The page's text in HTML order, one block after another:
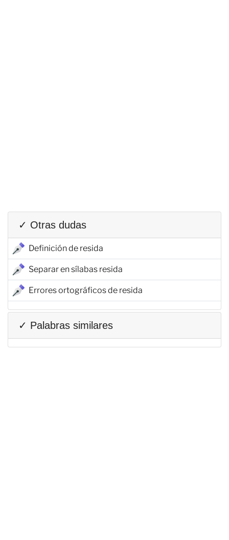
✓ Otras dudas
Definición de resida
Separar en sílabas resida
Errores ortográficos de resida
✓ Palabras similares